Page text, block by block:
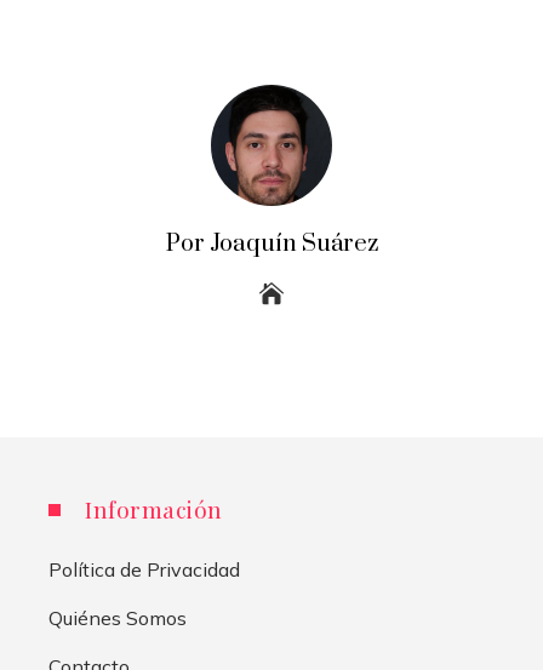
Por Joaquín Suárez
Información
Política de Privacidad
Quiénes Somos